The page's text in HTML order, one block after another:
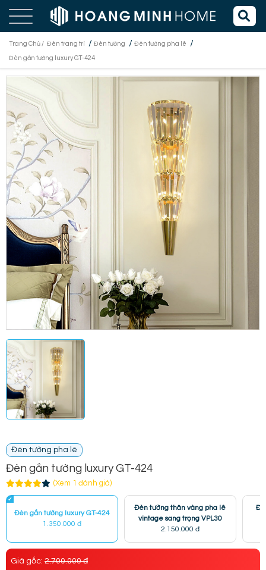
Trang Chủ / Đèn trang trí / Đèn tường / Đèn tường pha lê /
Đèn gắn tường luxury GT-424
Đèn tường pha lê
Đèn gắn tường luxury GT-424
(Xem 1 đánh giá)
Đèn gắn tường luxury GT-424
1.350.000 đ
Đèn tường thân vàng pha lê
vintage sang trọng VPL30
2.150.000 đ
Giá gốc: 2.700.000 đ